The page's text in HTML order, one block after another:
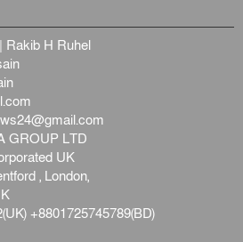
Rakib H Ruhel
GROUP LTD
UK
, London,
+8801725745789(BD)